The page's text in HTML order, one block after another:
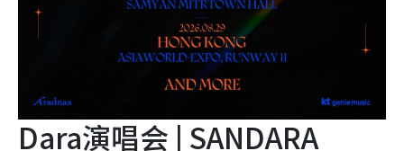
Dara演唱会 | SANDARA